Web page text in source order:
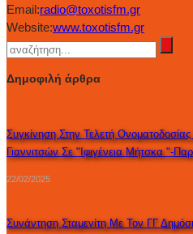
Email:radio@toxotisfm.gr
Website:www.toxotisfm.gr
Δημοφιλή άρθρα
Συγκίνηση Στην Τελετή
Γιαννιτσών Σε "Ιφιγένεια Μήτσκα "-
22/02/2025
Συνάντηση Σταμενίτη Με Τον ΓΓ